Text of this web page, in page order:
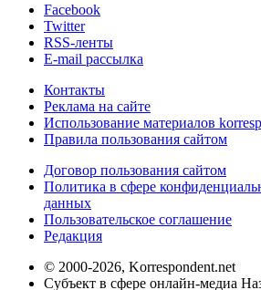
Facebook
Twitter
RSS-ленты
E-mail рассылка
Контакты
Реклама на сайте
Использование материалов
Правила пользования сайтом
Договор пользования сайтом
Политика в сфере
данных
Пользовательское соглашение
Редакция
© 2000-2026, Korrespondent.net
Субъект в сфере онлайн-медиа